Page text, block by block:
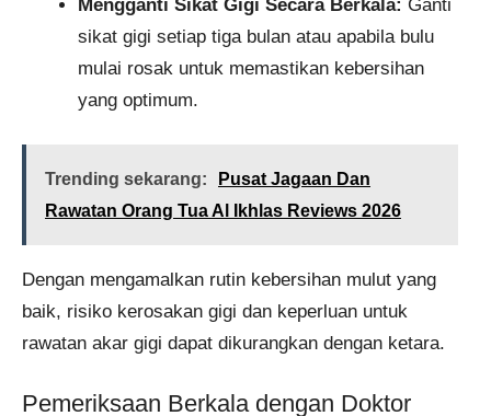
Mengganti Sikat Gigi Secara Berkala: Ganti
sikat gigi setiap tiga bulan atau apabila bulu
mulai rosak untuk memastikan kebersihan
yang optimum.
Trending sekarang:
Pusat Jagaan Dan
Rawatan Orang Tua Al Ikhlas Reviews 2026
Dengan mengamalkan rutin kebersihan mulut yang
baik, risiko kerosakan gigi dan keperluan untuk
rawatan akar gigi dapat dikurangkan dengan ketara.
Pemeriksaan Berkala dengan Doktor